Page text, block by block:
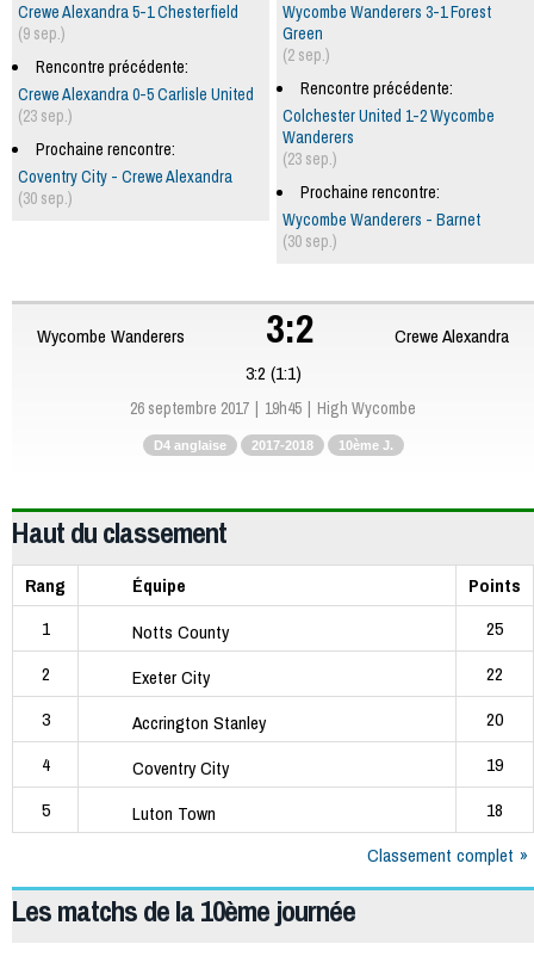
Wycombe Wanderers 3-1 Forest
Green
(2 sep.)
Rencontre précédente:
Colchester United 1-2 Wycombe
Wanderers
(23 sep.)
Prochaine rencontre:
Wycombe Wanderers - Barnet
(30 sep.)
Crewe Alexandra 5-1 Chesterfield
(9 sep.)
Rencontre précédente:
Crewe Alexandra 0-5 Carlisle United
(23 sep.)
Prochaine rencontre:
Coventry City - Crewe Alexandra
(30 sep.)
Wycombe Wanderers 3:2
Crewe Alexandra
3:2 (1:1)
26 septembre 2017 19h45 High Wycombe
D4 anglaise 2017-2018 10ème J.
Haut du classement
Rang Équipe
Points
1
Notts County
25
2
Exeter City
22
3
Accrington Stanley
20
4
Coventry City
19
5
Luton Town
18
Classement complet
Les matchs de la 10ème journée